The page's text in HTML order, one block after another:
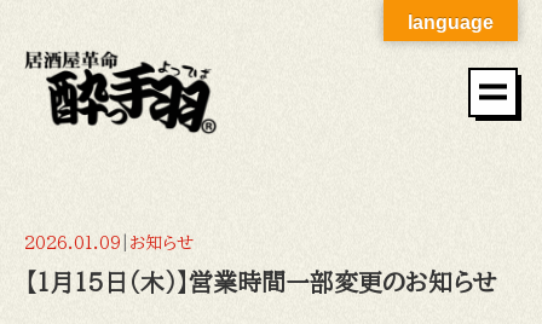
2026.01.09 お知らせ
【1月15日（木）】営業時間一部変更のお知らせ
language